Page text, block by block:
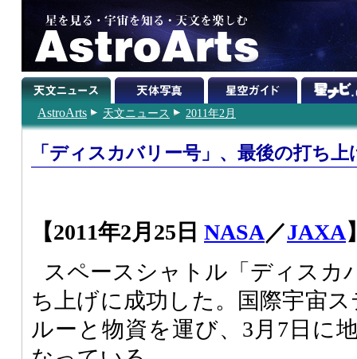
AstroArts 天文ニュース 2011年2月
「ディスカバリー号」、最後の打ち上
【2011年2月25日 NASA／JAXA
スペースシャトル「ディスカ
ち上げに成功した。国際宇宙
ルーと物資を運び、3月7日に